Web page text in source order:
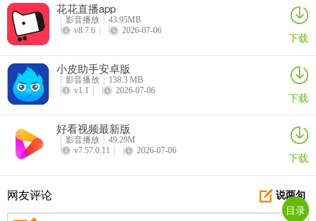
花花直播app
影音播放
43.95MB
v8.7.6
2026-07-06 下载
小皮助手安卓版
影音播放
138.3 MB
v1.1
2026-07-06 下载
好看视频最新版
影音播放
49.29M
v7.57.0.11
2026-07-06 下载
说两句
网友评论
目录